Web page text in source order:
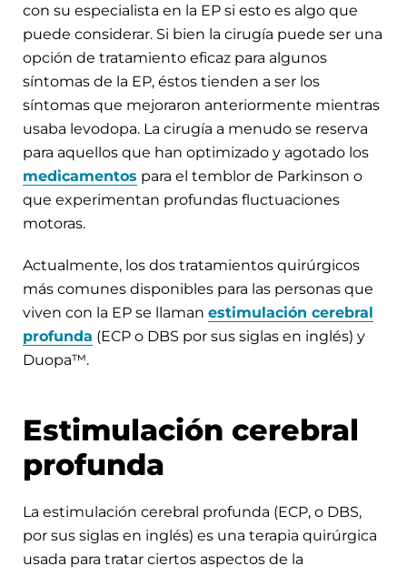
con su especialista en la EP si esto es algo que
puede considerar. Si bien la cirugía puede ser una
opción de tratamiento eficaz para algunos
síntomas de la EP, éstos tienden a ser los
síntomas que mejoraron anteriormente mientras
usaba levodopa. La cirugía a menudo se reserva
para aquellos que han optimizado y agotado los
medicamentos para el temblor de Parkinson o
que experimentan profundas fluctuaciones
motoras.
Actualmente, los dos tratamientos quirúrgicos
más comunes disponibles para las personas que
viven con la EP se llaman estimulación cerebral
profunda (ECP o DBS por sus siglas en inglés) y
Duopa™.
Estimulación cerebral
profunda
La estimulación cerebral profunda (ECP, o DBS,
por sus siglas en inglés) es una terapia quirúrgica
usada para tratar ciertos aspectos de la